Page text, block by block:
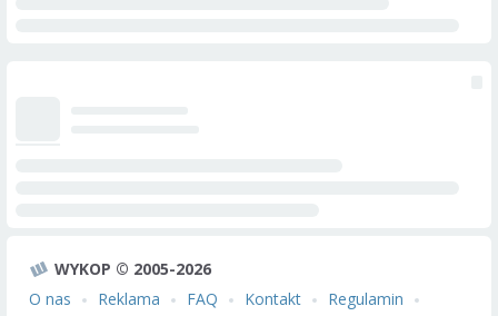
WYKOP © 2005-2026
O nas
Reklama FAQ Kontakt
Regulamin